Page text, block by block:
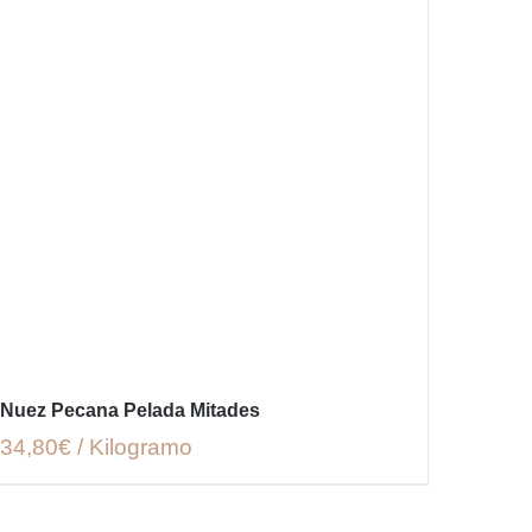
Nuez Pecana Pelada Mitades
34,80€ / Kilogramo